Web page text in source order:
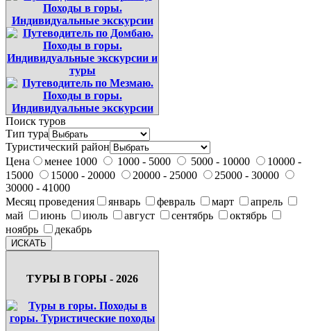
Поиск туров
Тип тура
Туристический район
Цена
менее 1000 1000 - 5000 5000 - 10000
10000 -
15000
15000 - 20000 20000 - 25000
25000 - 30000
30000 - 41000
Месяц проведения
январь февраль март
апрель
май
июнь июль август сентябрь
октябрь
ноябрь
декабрь
ТУРЫ В ГОРЫ - 2026